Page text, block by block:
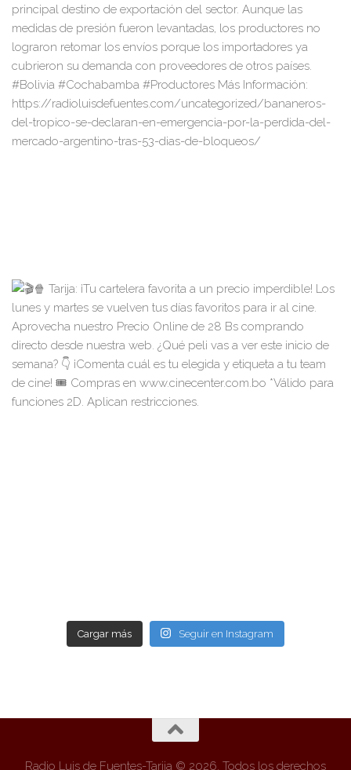
Cargar más Seguir en Instagram
Radio Luis de Fuentes-Tarija © 2026. Todos los derechos